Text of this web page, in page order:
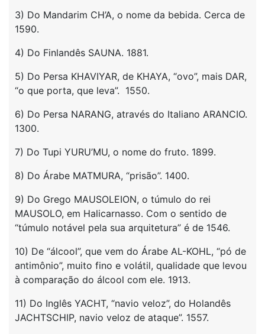
3) Do Mandarim CH’A, o nome da bebida. Cerca de
1590.
4) Do Finlandês SAUNA. 1881.
5) Do Persa KHAVIYAR, de KHAYA, “ovo”, mais DAR,
“o que porta, que leva”. 1550.
6) Do Persa NARANG, através do Italiano ARANCIO.
1300.
7) Do Tupi YURU’MU, o nome do fruto. 1899.
8) Do Árabe MATMURA, “prisão”. 1400.
9) Do Grego MAUSOLEION, o túmulo do rei
MAUSOLO, em Halicarnasso. Com o sentido de
“túmulo notável pela sua arquitetura” é de 1546.
10) De “álcool”, que vem do Árabe AL-KOHL, “pó de
antimônio”, muito fino e volátil, qualidade que levou
à comparação do álcool com ele. 1913.
11) Do Inglês YACHT, “navio veloz”, do Holandês
JACHTSCHIP, navio veloz de ataque”. 1557.